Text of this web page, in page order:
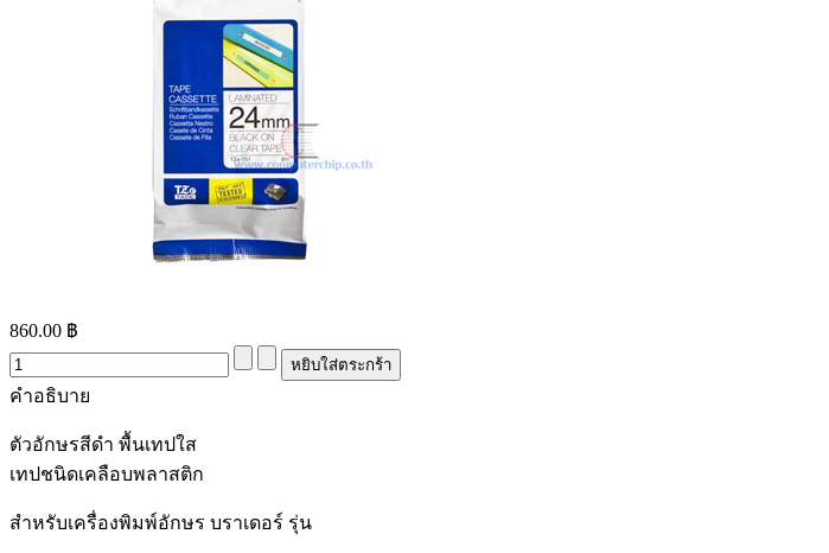
860.00 ฿
คำอธิบาย
ตัวอักษรสีดำ พื้นเทปใส
เทปชนิดเคลือบพลาสติก
สำหรับเครื่องพิมพ์อักษร บราเดอร์ รุ่น